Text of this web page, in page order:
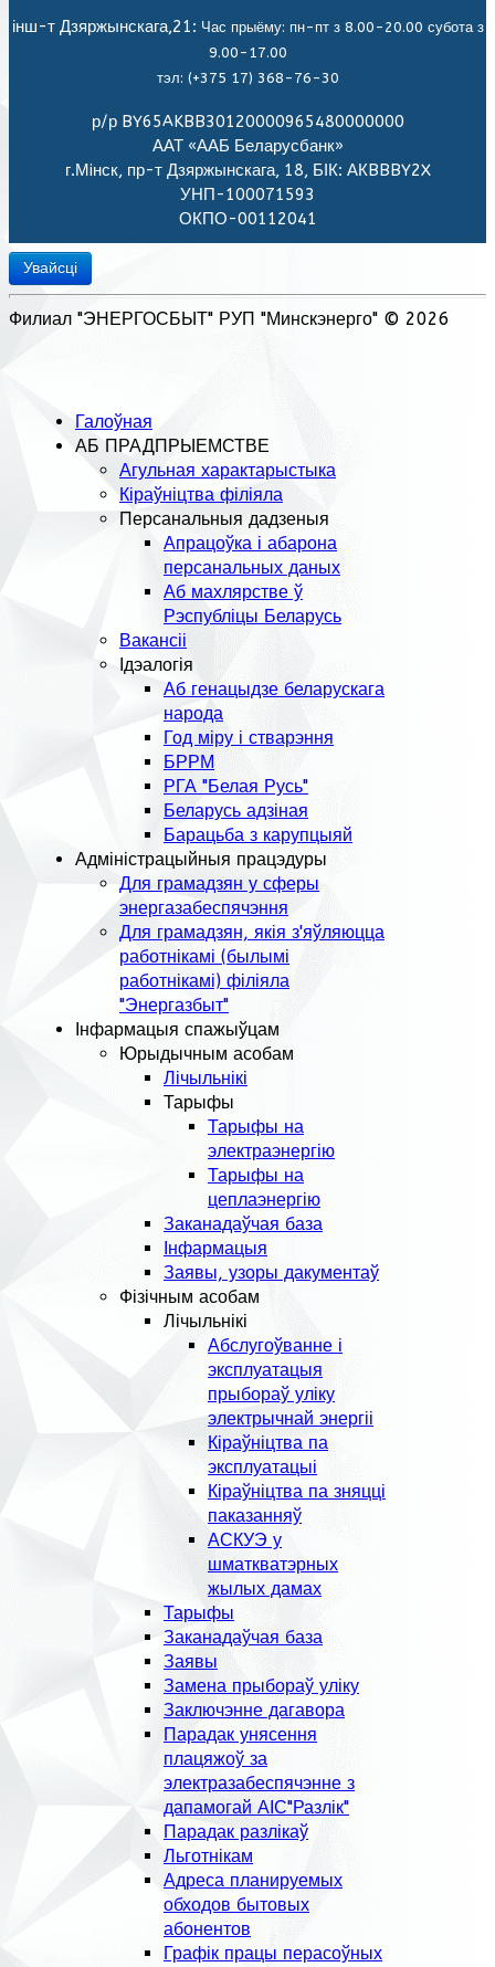
інш-т Дзяржынскага,21: Час прыёму: пн-пт з 8.00-20.00 субота з
9.00-17.00
тэл: (+375 17) 368-76-30
р/р BY65AKBB30120000965480000000
ААТ «ААБ Беларусбанк»
г.Мiнск, пр-т Дзяржынскага, 18, БІК: АКBBBY2X
УНП-100071593
ОКПО-00112041
Увайсці
Филиал "ЭНЕРГОСБЫТ" РУП "Минскэнерго" © 2026
Галоўная
АБ ПРАДПРЫЕМСТВЕ
Агульная характарыстыка
Кіраўніцтва філіяла
Персанальныя дадзеныя
Апрацоўка і абарона
персанальных даных
Аб махлярстве ў
Рэспубліцы Беларусь
Вакансіі
Ідэалогія
Аб генацыдзе беларускага
народа
Год міру і стварэння
БРРМ
РГА "Белая Русь"
Беларусь адзіная
Барацьба з карупцыяй
Адміністрацыйныя працэдуры
Для грамадзян у сферы
энергазабеспячэння
Для грамадзян, якія з'яўляюцца
работнікамі (былымі
работнікамі) філіяла
"Энергазбыт"
Інфармацыя спажыўцам
Юрыдычным асобам
Лічыльнікі
Тарыфы
Тарыфы на
электраэнергію
Тарыфы на
цеплаэнергію
Заканадаўчая база
Інфармацыя
Заявы, узоры дакументаў
Фізічным асобам
Лічыльнікі
Абслугоўванне і
эксплуатацыя
прыбораў уліку
электрычнай энергіі
Кіраўніцтва па
эксплуатацыі
Кіраўніцтва па зняцці
паказанняў
АСКУЭ у
шматкватэрных
жылых дамах
Тарыфы
Заканадаўчая база
Заявы
Замена прыбораў уліку
Заключэнне дагавора
Парадак унясення
плацяжоў за
электразабеспячэнне з
дапамогай АІС"Разлік"
Парадак разлікаў
Льготнікам
Адреса планируемых
обходов бытовых
абонентов
Графік працы перасоўных